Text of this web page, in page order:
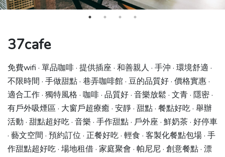
37cafe
免費wifi · 單品咖啡 · 提供插座 · 和善親人 · 手沖 · 環境舒適 ·
不限時間 · 手做甜點 · 巷弄咖啡館 · 豆的品質好 · 價格實惠 ·
適合工作 · 獨特風格 · 咖啡 · 品質好 · 音樂放鬆 · 文青 · 隱密 ·
有戶外吸煙區 · 大窗戶超療癒 · 安靜 · 甜點 · 餐點好吃 · 舉辦
活動 · 甜點超好吃 · 音樂 · 手作甜點 · 戶外座 · 鮮奶茶 · 好停車
· 藝文空間 · 預約訂位 · 正餐好吃 · 輕食 · 客製化餐點包場 · 手
作甜點超好吃 · 場地租借 · 家庭聚會 · 帕尼尼 · 創意餐點 · 漂